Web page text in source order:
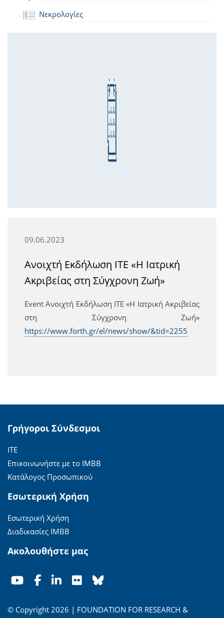
Νεκρολογίες
09.06.2023
Ανοιχτή Εκδήλωση ΙΤΕ «Η Ιατρική
Ακριβείας στη Σύγχρονη Ζωή»
Event Ανοιχτή Εκδήλωση ΙΤΕ «Η Ιατρική Ακριβείας
στη Σύγχρονη Ζωή»
https://www.forth.gr/el/news/show/&tid=2255
Γρήγοροι Σύνδεσμοι
ΙΤΕ
Επικοινωνήστε με το ΙΜΒΒ
Κατάλογος Προσωπικού
Εσωτερική Χρήση
Εσωτερική Χρήση
Διαδικασίες ΙΜΒΒ
Ακολουθήστε μας
© Copyright 2026 | FOUNDATION FOR RESEARCH &